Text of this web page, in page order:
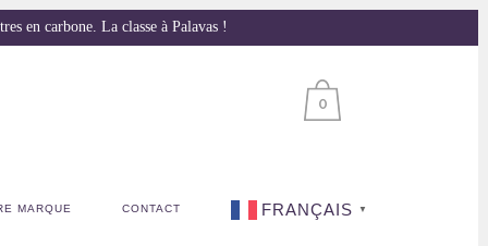
en carbone. La classe à Palavas !
0
MARQUE CONTACT FRANÇAIS ▼